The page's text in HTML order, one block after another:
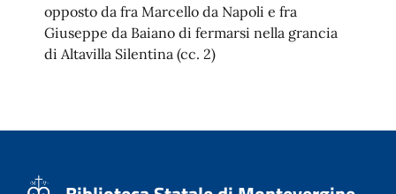
opposto da fra Marcello da Napoli e fra
Giuseppe da Baiano di fermarsi nella grancia
di Altavilla Silentina (cc. 2)